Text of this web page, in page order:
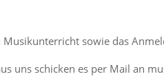
sowie das
uns schicken es per Mail an